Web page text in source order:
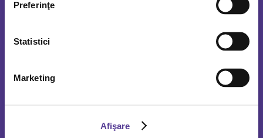
Preferinţe
Statistici
Marketing
Afişare
PEDIATRIE